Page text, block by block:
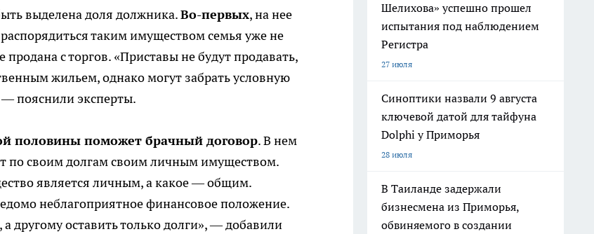
выделена доля должника.Во-первых, на нее
таким имуществом семья уже не
с торгов. «Приставы не будут продавать,
жильем, однако могут забрать условную
пояснили эксперты.
половины поможет брачный договор. В нем
по своим долгам своим личным имуществом.
является личным, а какое — общим.
неблагоприятное финансовое положение.
другому оставить только долги», — добавили
Шелихова» успешно прошел
испытания под наблюдением
Регистра
27 июля
Синоптики назвали 9 августа
ключевой датой для тайфуна
Dolphi у Приморья
28 июля
В Таиланде задержали
бизнесмена из Приморья,
обвиняемого в создании